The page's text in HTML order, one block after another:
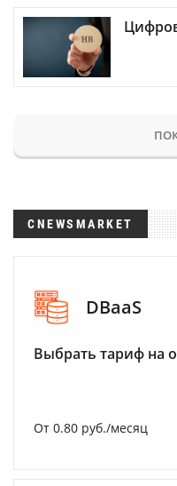
CNEWSMARKET
DBaaS
Выбрать тариф на
От 0.80 руб./месяц